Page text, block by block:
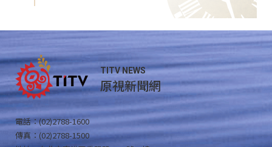
TITV NEWS
原視新聞網
電話：(02)2788-1600
傳真：(02)2788-1500